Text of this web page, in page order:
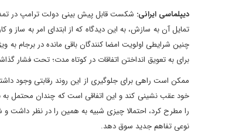
دیپلماسی ایرانی: شکست قابل پیش بینی دولت ترامپ در
تمایل آن به سازش، به این دیدگاه که از ابتدای امر به ساز
برای به تعویق انداختن اتفاقات در کوتاه مدت؛ تحت فشار
ممکن است راهی برای جلوگیری از این روند رقابتی وجود
را مطرح کرد، احتمالا چیزی شبیه به همین را در نظر داشت
نوعی تفاهم جدید سوق دهد.